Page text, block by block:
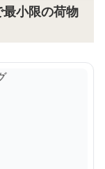
小限の荷物